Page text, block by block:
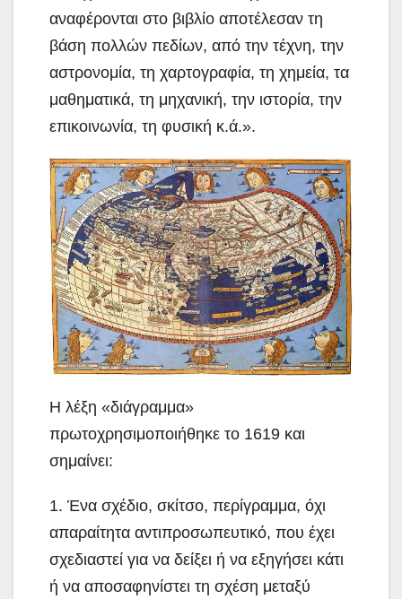
αναφέρονται στο βιβλίο αποτέλεσαν τη
βάση πολλών πεδίων, από την τέχνη, την
αστρονομία, τη χαρτογραφία, τη χημεία, τα
μαθηματικά, τη μηχανική, την ιστορία, την
επικοινωνία, τη φυσική κ.ά.».
Η λέξη «διάγραμμα»
πρωτοχρησιμοποιήθηκε το 1619 και
σημαίνει:
1. Ένα σχέδιο, σκίτσο, περίγραμμα, όχι
απαραίτητα αντιπροσωπευτικό, που έχει
σχεδιαστεί για να δείξει ή να εξηγήσει κάτι
ή να αποσαφηνίστει τη σχέση μεταξύ